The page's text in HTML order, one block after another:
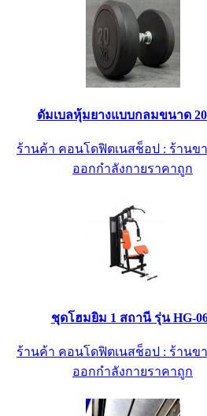
ดัมเบลหุ้มยางแบบกลมขนาด
ร้านค้า คอนโดฟิตเนสช็อป : ร้านขา
ออกกำลังกายราคาถูก
ชุดโฮมยิม 1 สถานี รุ่น HG-
ร้านค้า คอนโดฟิตเนสช็อป : ร้านขา
ออกกำลังกายราคาถูก